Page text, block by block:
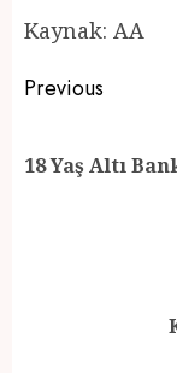
Kaynak: AA
Post
Previous
18 Yaş Altı